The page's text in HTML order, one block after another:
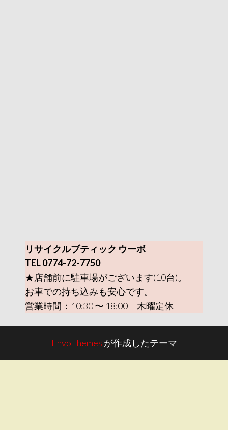
リサイクルブティック ウーボ
TEL 0774-72-7750
★店舗前に駐車場がございます(10台)。
お車での持ち込みも安心です。
営業時間：10:30 〜 18:00 木曜定休
EnvoThemes が作成したテーマ